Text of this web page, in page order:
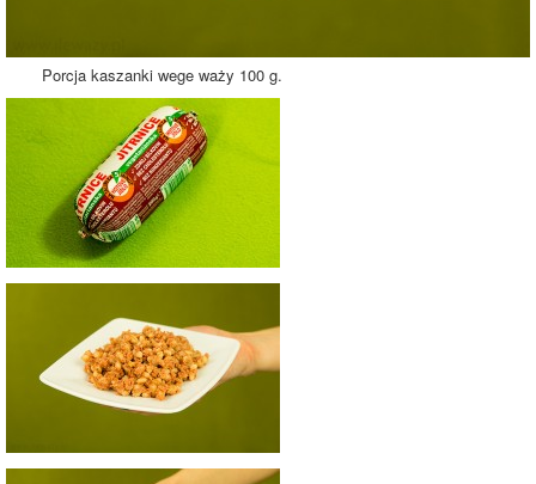
Porcja kaszanki wege waży 100 g.